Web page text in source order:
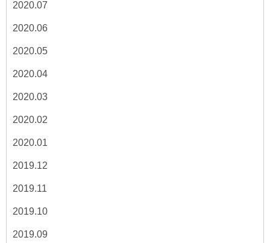
2020.07
2020.06
2020.05
2020.04
2020.03
2020.02
2020.01
2019.12
2019.11
2019.10
2019.09